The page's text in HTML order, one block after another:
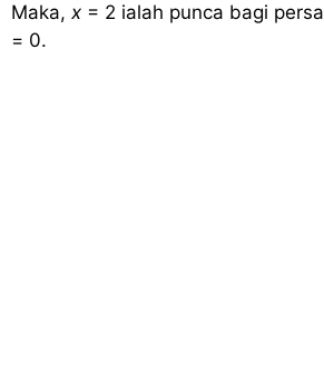
Maka, x = 2 ialah punca bagi
= 0.